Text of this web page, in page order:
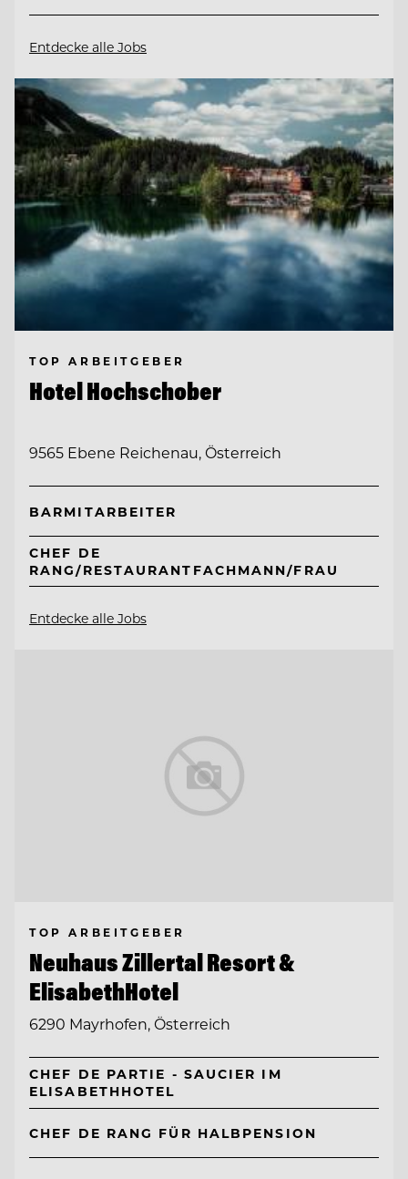
Entdecke alle Jobs
TOP ARBEITGEBER
Hotel Hochschober
9565 Ebene Reichenau, Österreich
BARMITARBEITER
CHEF DE
RANG/RESTAURANTFACHMANN/FRAU
Entdecke alle Jobs
TOP ARBEITGEBER
Neuhaus Zillertal Resort &
ElisabethHotel
6290 Mayrhofen, Österreich
CHEF DE PARTIE - SAUCIER IM
ELISABETHHOTEL
CHEF DE RANG FÜR HALBPENSION